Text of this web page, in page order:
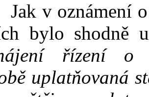
Jak v oznámení o
bylo shodně
řízení o
uplatňovaná